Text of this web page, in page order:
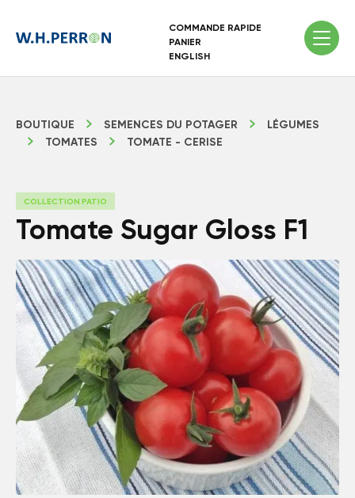
COMMANDE RAPIDE
PANIER
ENGLISH
BOUTIQUE SEMENCES DU POTAGER
LÉGUMES
TOMATES
TOMATE - CERISE
COLLECTION PATIO
Tomate Sugar Gloss F1